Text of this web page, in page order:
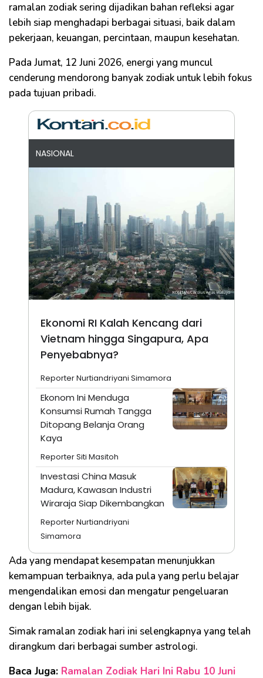
ramalan zodiak sering dijadikan bahan refleksi agar
lebih siap menghadapi berbagai situasi, baik dalam
pekerjaan, keuangan, percintaan, maupun kesehatan.
Pada Jumat, 12 Juni 2026, energi yang muncul
cenderung mendorong banyak zodiak untuk lebih fokus
pada tujuan pribadi.
NASIONAL
Ekonomi RI Kalah Kencang dari
Vietnam hingga Singapura, Apa
Penyebabnya?
Reporter Nurtiandriyani Simamora
Ekonom Ini Menduga
Konsumsi Rumah Tangga
Ditopang Belanja Orang
Kaya
Reporter Siti Masitoh
Investasi China Masuk
Madura, Kawasan Industri
Wiraraja Siap Dikembangkan
Reporter Nurtiandriyani
Simamora
Ada yang mendapat kesempatan menunjukkan
kemampuan terbaiknya, ada pula yang perlu belajar
mengendalikan emosi dan mengatur pengeluaran
dengan lebih bijak.
Simak ramalan zodiak hari ini selengkapnya yang telah
dirangkum dari berbagai sumber astrologi.
Baca Juga: Ramalan Zodiak Hari Ini Rabu 10 Juni